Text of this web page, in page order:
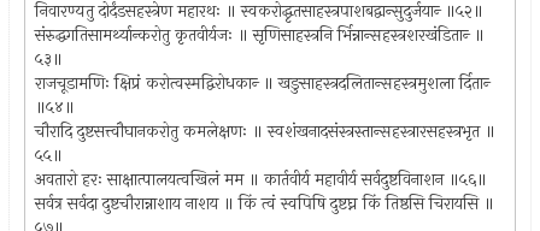
निवारण्यतु दोर्दंडसहस्त्रेण महारथः ॥ स्वकरोद्धृतसाहस्त्रपाशबद्वान्सुदुर्जयान्‍ ॥५२॥
संरुद्धगतिसामर्थ्यान्करोतु कृतवीर्यजः ॥ सृणिसाहस्त्रनि र्भिन्नान्सहस्त्रशरखंडितान्‍ ॥
५३॥
राजचूडामणिः क्षिप्रं करोत्वस्मद्विरोधकान्‍ ॥ खङुसाहस्त्रदलितान्सहस्त्रमुशला र्दितान्‍
॥५४॥
चौरादि दुष्टसत्त्वौघानकरोतु कमलेक्षणः ॥ स्वशंखनादसंस्त्रस्तान्सहस्त्रारसहस्त्रभृत ॥
५५॥
अवतारो हरः साक्षात्पालयत्वखिलं मम ॥ कार्तवीर्य महावीर्य सर्वदुष्टविनाशन ॥५६॥
सर्वत्र सर्वदा दुष्टचौरान्नाशाय नाशय ॥ किं त्वं स्वपिषि दुष्टघ्न किं तिष्ठसि चिरायसि ॥